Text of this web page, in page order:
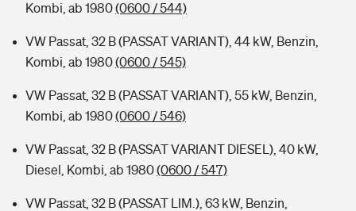
Kombi, ab 1980(0600 / 544)
VW Passat, 32 B (PASSAT VARIANT), 44 kW, Benzin,
Kombi, ab 1980(0600 / 545)
VW Passat, 32 B (PASSAT VARIANT), 55 kW, Benzin,
Kombi, ab 1980(0600 / 546)
VW Passat, 32 B (PASSAT VARIANT DIESEL), 40 kW,
Diesel, Kombi, ab 1980(0600 / 547)
VW Passat, 32 B (PASSAT LIM.), 63 kW, Benzin,